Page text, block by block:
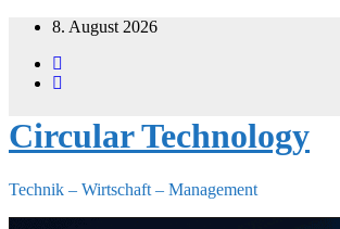
Zum
springen
8. August 2026
Circular Technology
Technik – Wirtschaft – Management